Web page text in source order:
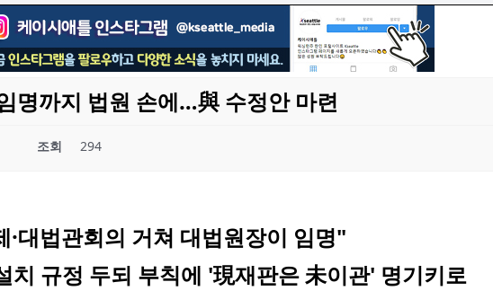
명까지 법원 손에…與 수정안 마련
조회 294
대법관회의 거쳐 대법원장이 임명"
규정 두되 부칙에 '現재판은 未이관' 명기키로